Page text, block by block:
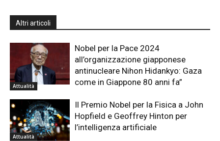
Altri articoli
Attualità
Nobel per la Pace 2024
all’organizzazione giapponese
antinucleare Nihon Hidankyo: Gaza
come in Giappone 80 anni fa”
Attualità
Il Premio Nobel per la Fisica a John
Hopfield e Geoffrey Hinton per
l’intelligenza artificiale